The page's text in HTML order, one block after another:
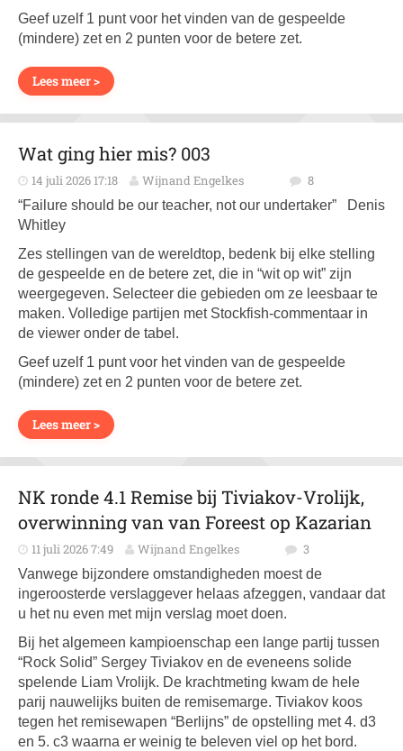
Geef uzelf 1 punt voor het vinden van de gespeelde
(mindere) zet en 2 punten voor de betere zet.
Lees meer >
Wat ging hier mis? 003
14 juli 2026 17:18 Wijnand Engelkes 8
“Failure should be our teacher, not our undertaker” Denis
Whitley
Zes stellingen van de wereldtop, bedenk bij elke stelling
de gespeelde en de betere zet, die in “wit op wit” zijn
weergegeven. Selecteer die gebieden om ze leesbaar te
maken. Volledige partijen met Stockfish-commentaar in
de viewer onder de tabel.
Geef uzelf 1 punt voor het vinden van de gespeelde
(mindere) zet en 2 punten voor de betere zet.
Lees meer >
NK ronde 4.1 Remise bij Tiviakov-Vrolijk,
overwinning van van Foreest op Kazarian
11 juli 2026 7:49 Wijnand Engelkes 3
Vanwege bijzondere omstandigheden moest de
ingeroosterde verslaggever helaas afzeggen, vandaar dat
u het nu even met mijn verslag moet doen.
Bij het algemeen kampioenschap een lange partij tussen
“Rock Solid” Sergey Tiviakov en de eveneens solide
spelende Liam Vrolijk. De krachtmeting kwam de hele
parij nauwelijks buiten de remisemarge. Tiviakov koos
tegen het remisewapen “Berlijns” de opstelling met 4. d3
en 5. c3 waarna er weinig te beleven viel op het bord.